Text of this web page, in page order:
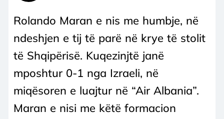
Rolando Maran e nis me humbje, në
ndeshjen e tij të parë në krye të stolit
të Shqipërisë. Kuqezinjtë janë
mposhtur 0-1 nga Izraeli, në
miqësoren e luajtur në “Air Albania”.
Maran e nisi me këtë formacion